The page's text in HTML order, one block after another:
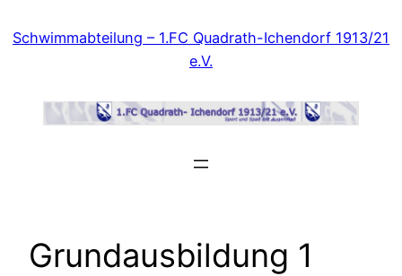
Schwimmabteilung – 1.FC Quadrath-Ichendorf 1913/21
e.V.
Grundausbildung 1